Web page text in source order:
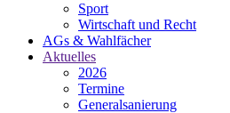
Sport
Wirtschaft und Recht
AGs & Wahlfächer
Aktuelles
2026
Termine
Generalsanierung